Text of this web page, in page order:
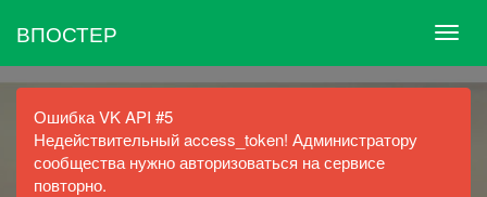
ВПОСТЕР
Ошибка VK API #5
Недействительный access_token! Администратору
сообщества нужно авторизоваться на сервисе
повторно.